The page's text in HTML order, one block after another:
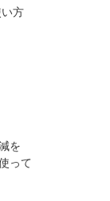
方
を
って